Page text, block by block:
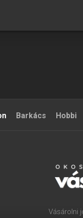
Barkács Hobbi
Vásárolni